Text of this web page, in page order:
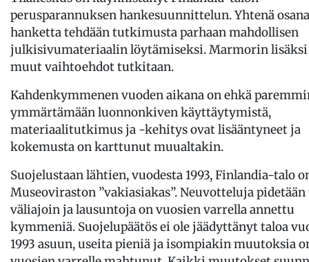
perusparannuksen hankesuunnittelun. Yhtenä osana
hanketta tehdään tutkimusta parhaan mahdollisen
julkisivumateriaalin löytämiseksi. Marmorin lisäksi
muut vaihtoehdot tutkitaan.
Kahdenkymmenen vuoden aikana on ehkä
ymmärtämään luonnonkiven käyttäytymistä,
materiaalitutkimus ja -kehitys ovat lisääntyneet ja
kokemusta on karttunut muualtakin.
Suojelustaan lähtien, vuodesta 1993, Finlandia-talo
Museoviraston ”vakiasiakas”. Neuvotteluja
väliajoin ja lausuntoja on vuosien varrella annettu
kymmeniä. Suojelupäätös ei ole jäädyttänyt taloa
1993 asuun, useita pieniä ja isompiakin muutoksia